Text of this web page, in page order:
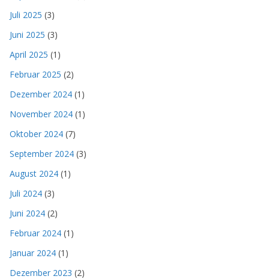
Juli 2025 (3)
Juni 2025 (3)
April 2025 (1)
Februar 2025 (2)
Dezember 2024 (1)
November 2024 (1)
Oktober 2024 (7)
September 2024 (3)
August 2024 (1)
Juli 2024 (3)
Juni 2024 (2)
Februar 2024 (1)
Januar 2024 (1)
Dezember 2023 (2)